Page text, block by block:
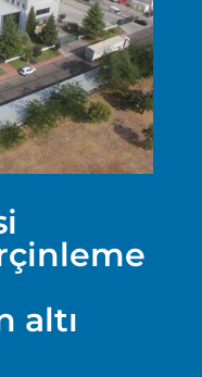
altı